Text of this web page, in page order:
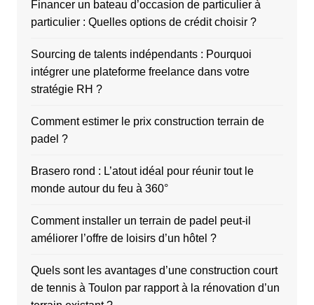
Financer un bateau d’occasion de particulier à
particulier : Quelles options de crédit choisir ?
Sourcing de talents indépendants : Pourquoi
intégrer une plateforme freelance dans votre
stratégie RH ?
Comment estimer le prix construction terrain de
padel ?
Brasero rond : L’atout idéal pour réunir tout le
monde autour du feu à 360°
Comment installer un terrain de padel peut-il
améliorer l’offre de loisirs d’un hôtel ?
Quels sont les avantages d’une construction court
de tennis à Toulon par rapport à la rénovation d’un